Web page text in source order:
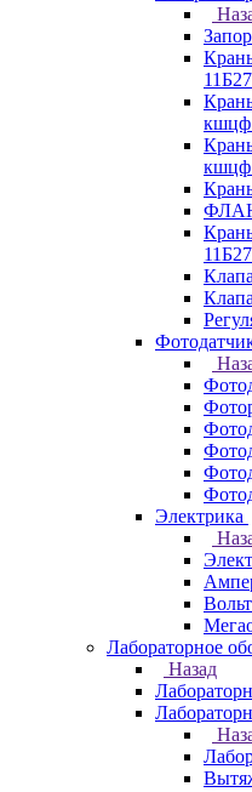
кшцф
кшцф
Электрика
Лабораторное
Назад